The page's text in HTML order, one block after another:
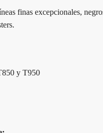
finas excepcionales,
y T950